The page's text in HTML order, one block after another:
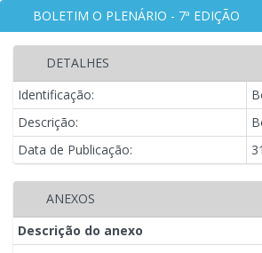
BOLETIM O PLENÁRIO - 7ª EDIÇÃO
DETALHES
Identificação:
Descrição:
Data de Publicação:
ANEXOS
Descrição do anexo